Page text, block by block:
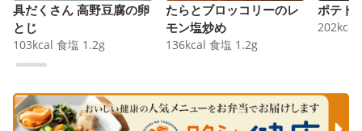
具だくさん 高野豆腐の卵
とじ
103kcal 食塩 1.2g
たらとブロッコリーのレ
モン塩炒め
136kcal 食塩 1.2g
ポテト
202kcal